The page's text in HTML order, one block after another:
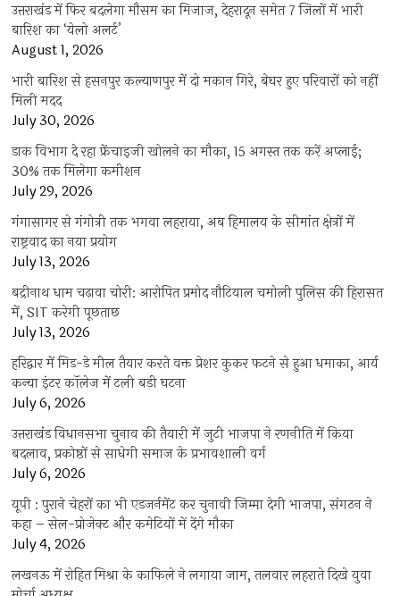
उत्तराखंड में फिर बदलेगा मौसम का मिजाज, देहरादून समेत 7 जिलों में भारी
बारिश का ‘येलो अलर्ट’
August 1, 2026
भारी बारिश से हसनपुर कल्याणपुर में दो मकान गिरे, बेघर हुए परिवारों को नहीं
मिली मदद
July 30, 2026
डाक विभाग दे रहा फ्रेंचाइजी खोलने का मौका, 15 अगस्त तक करें अप्लाई;
30% तक मिलेगा कमीशन
July 29, 2026
गंगासागर से गंगोत्री तक भगवा लहराया, अब हिमालय के सीमांत क्षेत्रों में
राष्ट्रवाद का नया प्रयोग
July 13, 2026
बद्रीनाथ धाम चढ़ावा चोरी: आरोपित प्रमोद नौटियाल चमोली पुलिस की हिरासत
में, SIT करेगी पूछताछ
July 13, 2026
हरिद्वार में मिड-डे मील तैयार करते वक्त प्रेशर कुकर फटने से हुआ धमाका, आर्य
कन्या इंटर कॉलेज में टली बड़ी घटना
July 6, 2026
उत्तराखंंड विधानसभा चुनाव की तैयारी में जुटी भाजपा ने रणनीति में किया
बदलाव, प्रकोष्ठों से साधेगी समाज के प्रभावशाली वर्ग
July 6, 2026
यूपी : पुराने चेहरों का भी एडजर्नमेंट कर चुनावी जिम्मा देगी भाजपा, संगठन ने
कहा – सेल-प्रोजेक्ट और कमेटियों में देंगे मौका
July 4, 2026
लखनऊ में रोहित मिश्रा के काफिले ने लगाया जाम, तलवार लहराते दिखे युवा